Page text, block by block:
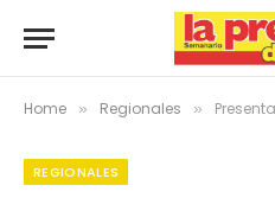
Home » Regionales » Presentan el
REGIONALES